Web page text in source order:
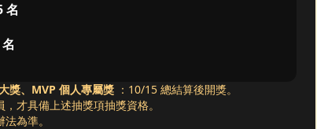
名
獎、MVP 個人專屬獎 ：10/15 總結算後開獎。
才具備上述抽獎項抽獎資格。
為準。